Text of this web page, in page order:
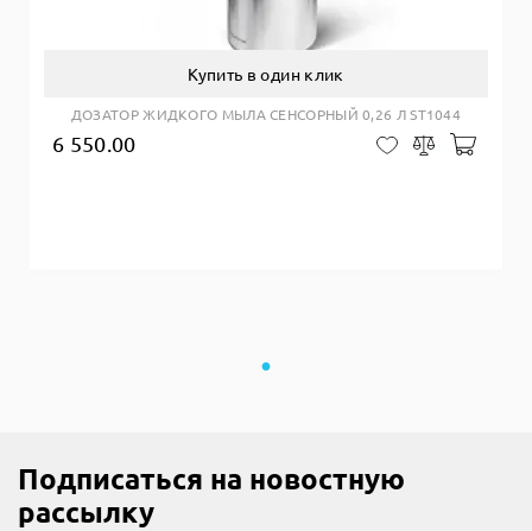
Купить в один клик
ДОЗАТОР ЖИДКОГО МЫЛА СЕНСОРНЫЙ 0,26 Л ST1044
6 550.00 В закладки
Сравнить
Подписаться на новостную
рассылку